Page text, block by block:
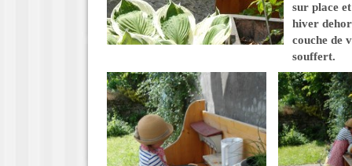
sur place
hiver
couche de
souffert.